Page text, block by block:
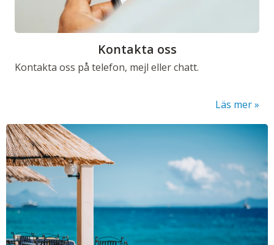
Kontakta oss
Kontakta oss på telefon, mejl eller chatt.
Läs mer